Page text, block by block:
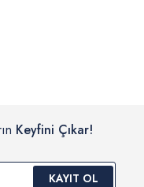
Keyfini Çıkar!
KAYIT OL